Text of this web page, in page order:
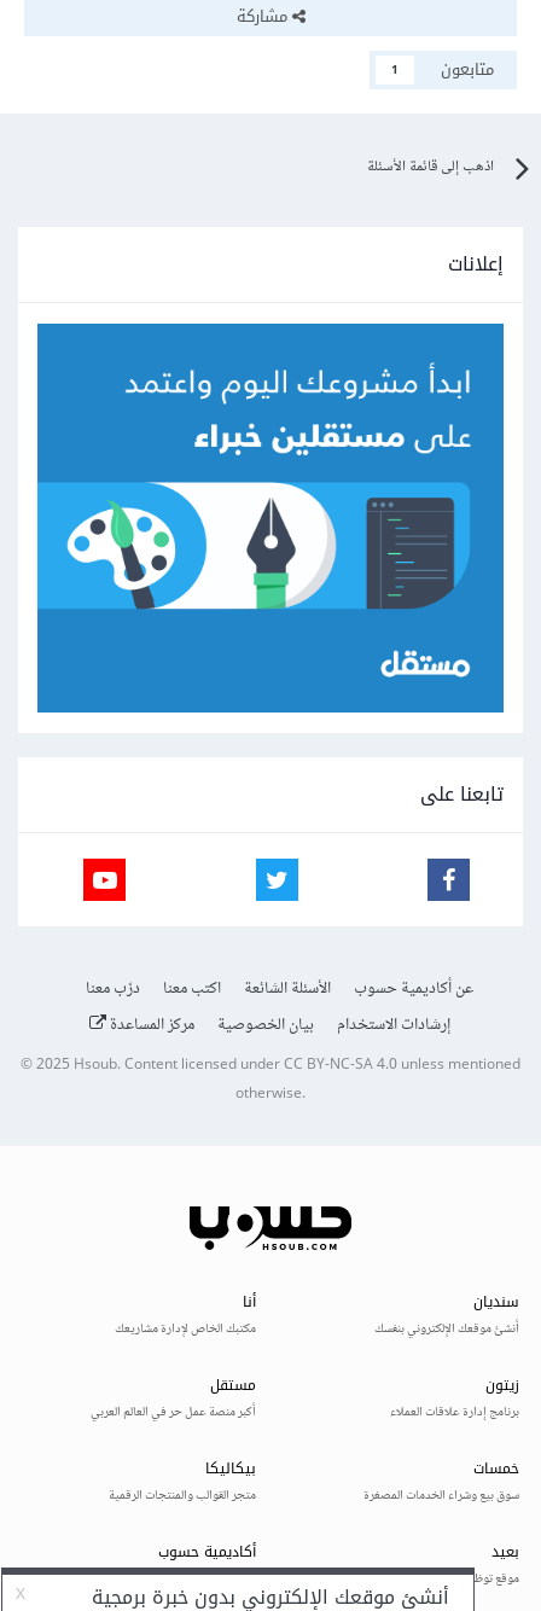
مشاركة
متابعون
1
اذهب إلى قائمة الأسئلة
إعلانات
تابعنا على
عن أكاديمية حسوب الأسئلة الشائعة اكتب معنا
درّب معنا
إرشادات الاستخدام
بيان الخصوصية مركز المساعدة
© 2025Hsoub.Content licensed underCC BY-NC-SA 4.0unless mentioned
otherwise.